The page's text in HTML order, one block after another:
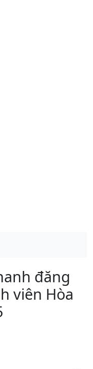
đăng
viên Hòa